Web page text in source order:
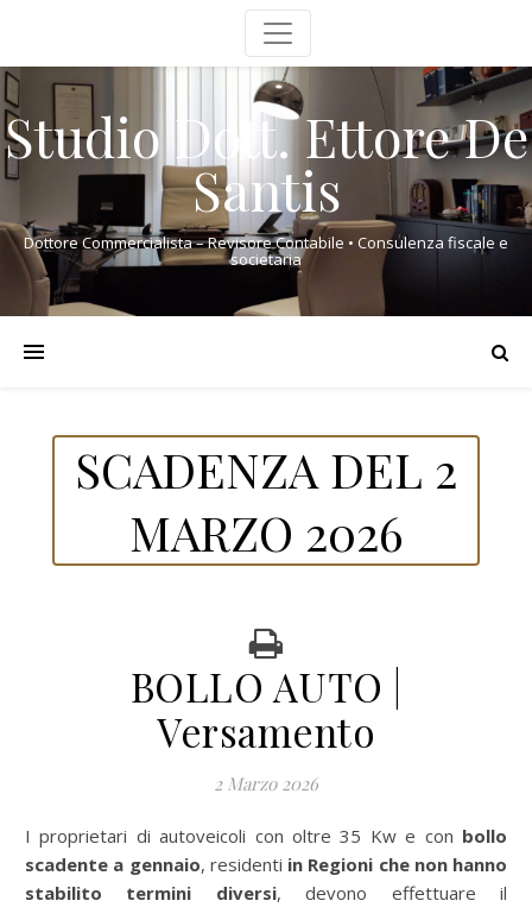
Studio Dott. Ettore De
Santis
Dottore Commercialista – Revisore Contabile • Consulenza fiscale e
societaria
SCADENZA DEL 2
MARZO 2026
BOLLO AUTO |
Versamento
2 Marzo 2026
I proprietari di autoveicoli con oltre 35 Kw e con bollo
scadente a gennaio, residenti in Regioni che non hanno
stabilito termini diversi, devono effettuare il